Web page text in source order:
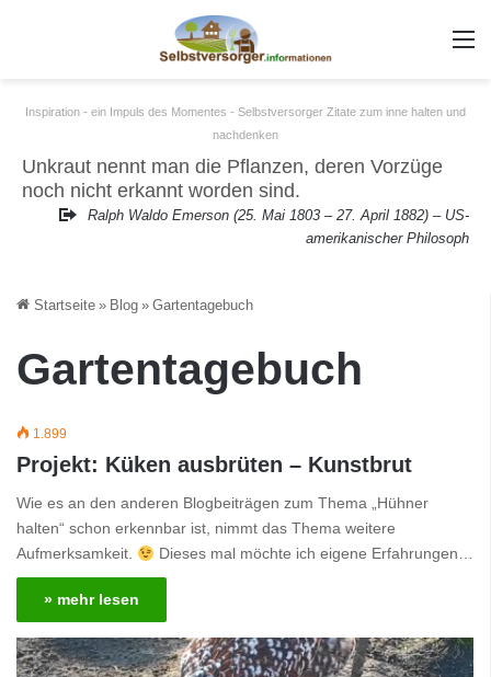
Inspiration - ein Impuls des Momentes - Selbstversorger Zitate zum inne halten und
nachdenken
Unkraut nennt man die Pflanzen, deren Vorzüge
noch nicht erkannt worden sind.
Ralph Waldo Emerson (25. Mai 1803 – 27. April 1882) – US-
amerikanischer Philosoph
Startseite » Blog » Gartentagebuch
Gartentagebuch
1.899
Projekt: Küken ausbrüten – Kunstbrut
Wie es an den anderen Blogbeiträgen zum Thema „Hühner
halten“ schon erkennbar ist, nimmt das Thema weitere
Aufmerksamkeit.
Dieses mal möchte ich eigene Erfahrungen…
» mehr lesen